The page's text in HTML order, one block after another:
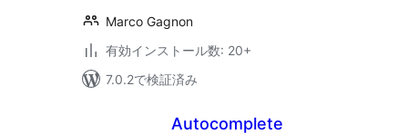
Marco Gagnon
有効インストール数: 20+
7.0.2で検証済み
Autocomplete